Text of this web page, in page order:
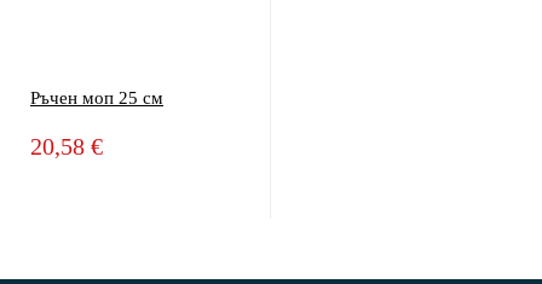
Ръчен моп 25 см
20,58 €